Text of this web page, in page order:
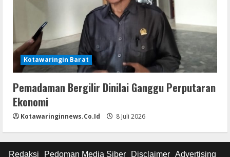
Kotawaringin Barat
Pemadaman Bergilir Dinilai Ganggu Perputaran
Ekonomi
Kotawaringinnews.co.id 8 Juli 2026
Redaksi Pedoman Media Siber Disclaimer Advertising